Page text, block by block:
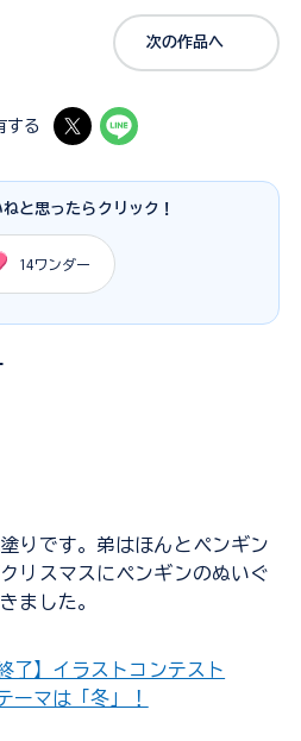
次の作品へ
する
と思ったらクリック！
14ワンダー
りです。弟はほんとペンギン
リスマスにペンギンのぬいぐ
ました。
了】イラストコンテスト
ーマは「冬」！